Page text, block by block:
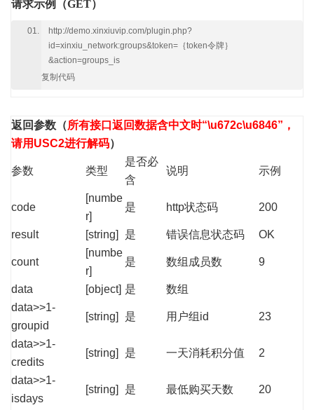
请求示例（GET）
http://demo.xinxiuvip.com/plugin.php?
id=xinxiu_network:groups&token=｛token令牌｝
&action=groups_is
复制代码
返回参数 （所有接口返回数据含中文时“\u672c\u6846”，
请用USC2进行解码）
参数 类型
是否必
含
说明 示例
code
[numbe
r]
是 http状态码 200
result [string] 是 错误信息状态码 OK
count
[numbe
r]
是 数组成员数 9
data [object] 是
数组
data>>1-
groupid
[string] 是 用户组id 23
data>>1-
credits
[string] 是 一天消耗积分值 2
data>>1-
isdays
[string] 是 最低购买天数 20